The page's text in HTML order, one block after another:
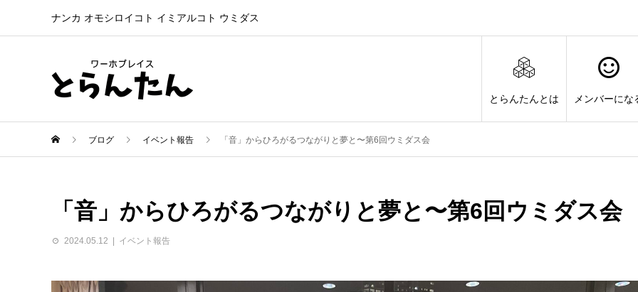
ナンカ オモシロイコト イミアルコト ウミダス
とらんたんとは メンバーにな
ブログ イベント報告 「音」からひろがるつながりと夢と〜第6回ウミダス会
「音」からひろがるつながりと夢と〜第6回ウミダス会
2024.05.12 イベント報告